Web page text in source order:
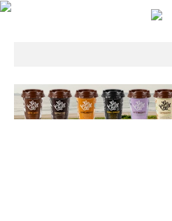
Internacionais
Ambiente